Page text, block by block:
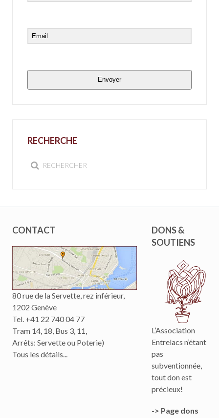
Envoyer
RECHERCHE
CONTACT
80 rue de la Servette, rez inférieur,
1202 Genève
Tel. +41 22 740 04 77
Tram 14, 18, Bus 3, 11,
Arrêts: Servette ou Poterie)
Tous les détails...
DONS &
SOUTIENS
L’Association
Entrelacs n’étant
pas
subventionnée,
tout don est
précieux!
-> Page dons